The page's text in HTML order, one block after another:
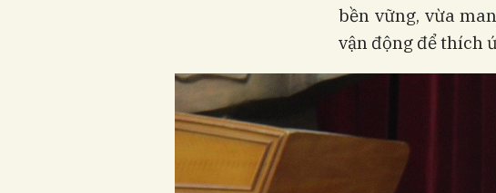
bền vững, vừa
vận động để thích